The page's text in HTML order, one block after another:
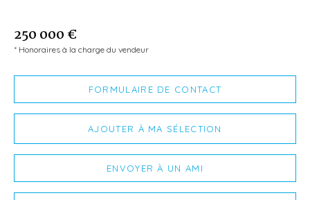
250 000 €
* Honoraires à la charge du vendeur
FORMULAIRE DE CONTACT
AJOUTER À MA SÉLECTION
ENVOYER À UN AMI